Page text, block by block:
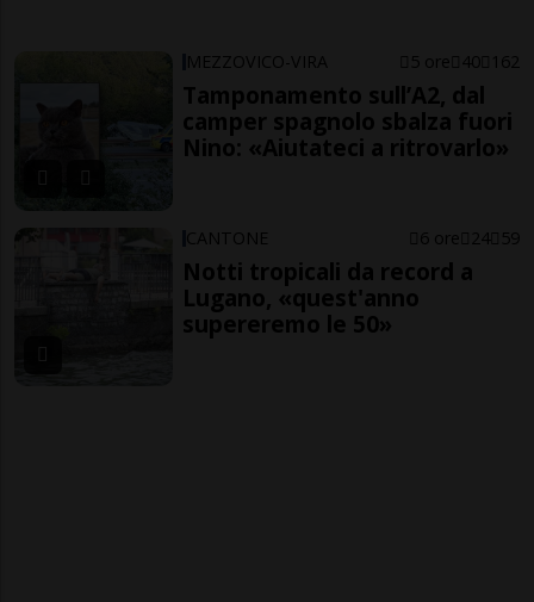
MEZZOVICO-VIRA 5 ore 40 162
Tamponamento sull’A2, dal
camper spagnolo sbalza fuori
Nino: «Aiutateci a ritrovarlo»
CANTONE 6 ore 24 59
Notti tropicali da record a
Lugano, «quest'anno
supereremo le 50»